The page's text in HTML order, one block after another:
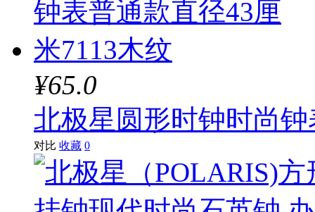
¥65.0
北极星圆形时钟时尚
对比 收藏 0